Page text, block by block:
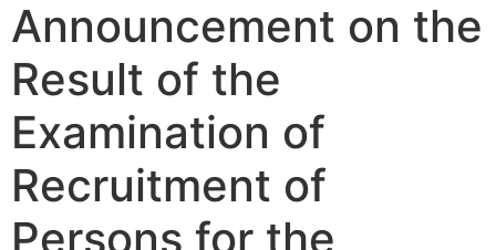
Announcement on the
Result of the
Examination of
Recruitment of
Persons for the